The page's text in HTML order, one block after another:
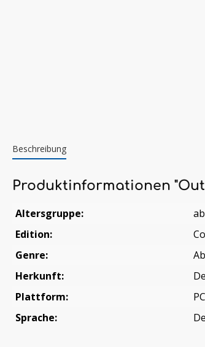
Beschreibung
Produktinformationen
Altersgruppe:
Edition:
Genre:
Herkunft:
Plattform:
PC
Sprache: